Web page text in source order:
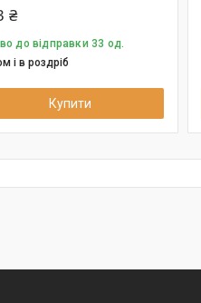
₴
до відправки 33 од.
і в роздріб
Купити